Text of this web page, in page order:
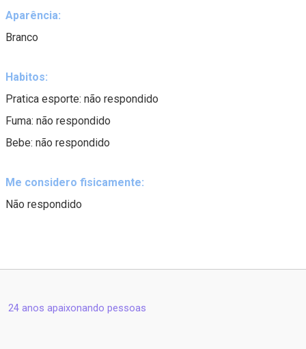
Aparência:
Branco
Habitos:
Pratica esporte: não respondido
Fuma: não respondido
Bebe: não respondido
Me considero fisicamente:
Não respondido
24 anos apaixonando pessoas